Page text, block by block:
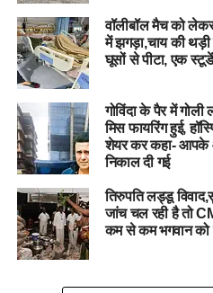
वॉलीबॉल मैच को
में झगड़ा,चाय की
घूसों से पीटा, एक
गोविंदा के पैर में गोली
मिस फायरिंग हुई,
शेयर कर कहा- आपके
निकाल दी गई
तिरुपति लड्डू
जांच चल रही है तो
कम से कम भगवान को